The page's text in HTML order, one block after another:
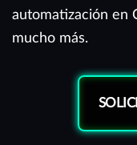
automatización en
mucho más.